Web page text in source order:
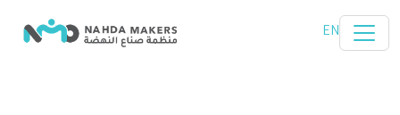
EN